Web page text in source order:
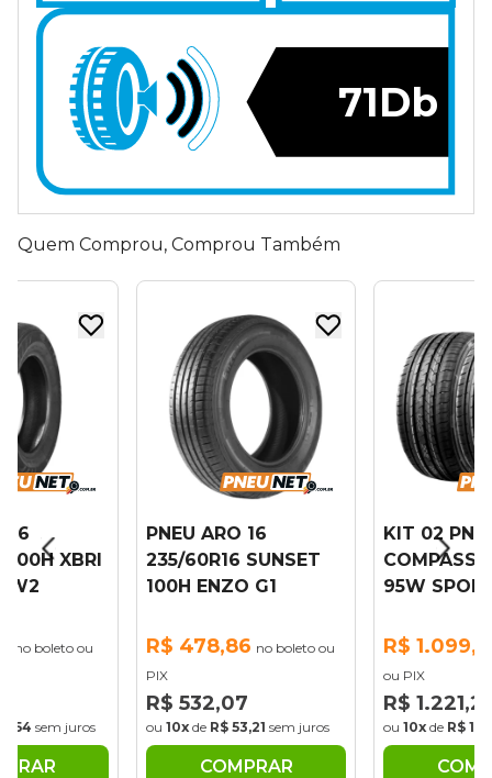
71Db
Quem Comprou, Comprou Também
16
XBRI
W2
no boleto ou
sem juros
PNEU ARO 16
235/60R16 SUNSET
100H ENZO G1
R$ 478,86 no boleto ou
PIX
R$ 532,07
ou 10x de R$ 53,21 sem juros
COMPRAR
KIT 02
COMPASS
95W
R$
ou PIX
R$ 1.221,21
ou 10x de R$